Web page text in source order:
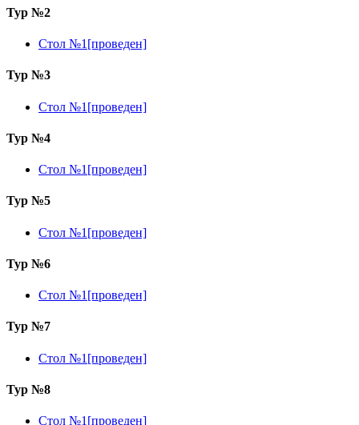
Тур №2
Стол №1[проведен]
Тур №3
Стол №1[проведен]
Тур №4
Стол №1[проведен]
Тур №5
Стол №1[проведен]
Тур №6
Стол №1[проведен]
Тур №7
Стол №1[проведен]
Тур №8
Стол №1[проведен]